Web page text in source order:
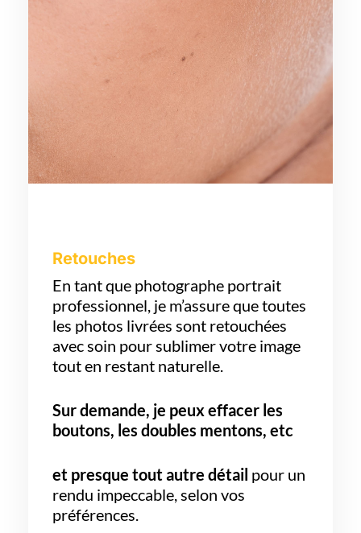
Retouches
En tant que photographe portrait
professionnel, je m’assure que toutes
les photos livrées sont retouchées
avec soin pour sublimer votre image
tout en restant naturelle.
Sur demande, je peux effacer les
boutons, les doubles mentons, etc
et presque tout autre détail pour un
rendu impeccable, selon vos
préférences.